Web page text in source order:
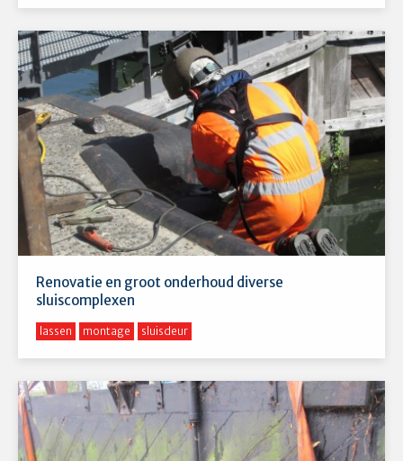
Renovatie en groot onderhoud diverse
sluiscomplexen
lassen montage sluisdeur